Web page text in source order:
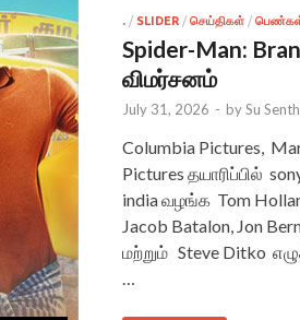
. / SLIDER / செய்திகள் /
Spider-Man:
விமர்சனம்
July 31, 2026 - bySu
Columbia Pictures,
Pictures தயாரிப்பில்
india வழங்க Tom
Jacob Batalon, Jon
மற்றும் Steve Ditko
…